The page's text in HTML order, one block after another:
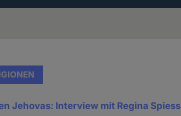
Jehovas: Interview mit Regina Spiess